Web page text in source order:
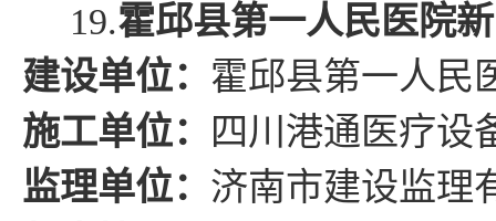
19.霍邱县第一人民医院
建设单位： 霍邱县第一人民
施工单位：
四川港通医疗设
监理单位： 济南市建设监理